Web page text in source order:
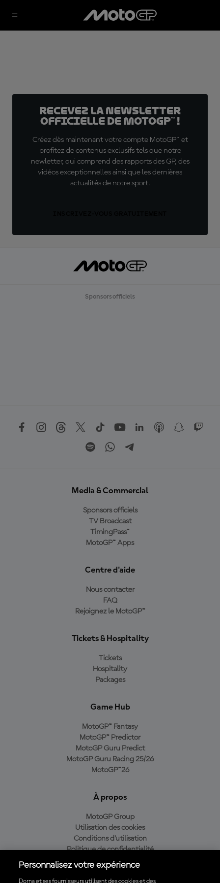
Recevez la Newsletter
officielle de MotoGP™ !
Créez dès maintenant votre compte MotoGP™ et
profitez de contenus exclusifs tels que notre
newletter, qui comprend des rapports des GP, des
vidéos exceptionnelles ainsi que les dernières
actualités de notre sport.
Sponsors officiels
Media & Commercial
Sponsors officiels
TV Broadcast
TimingPass™
MotoGP™ Apps
Centre d'aide
Nous contacter
FAQ
Rejoignez le MotoGP™
Tickets & Hospitality
Tickets
Hospitality
Packages
Game Hub
MotoGP™ Fantasy
MotoGP™ Predictor
MotoGP Guru Predict
MotoGP Guru Racing 25/26
MotoGP™26
À propos
MotoGP Group
Utilisation des cookies
Conditions d'utilisation
Politique de confidentialité
Politique d’achat
Personnalisez votre expérience
Dorna et ses fournisseurs utilisent des cookies et des